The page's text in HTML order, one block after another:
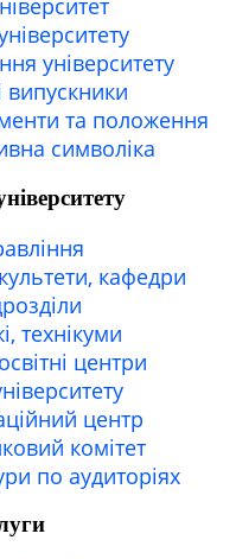
університету
випускники
та положення
символiка
кафедри
технікуми
центри
центр
комітет
по аудиторіях